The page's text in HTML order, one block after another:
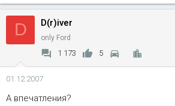
D D(r)iver
only Ford
1 173 5
01.12.2007
А впечатления?